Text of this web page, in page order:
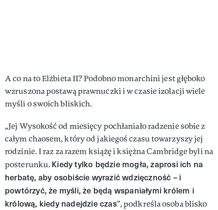
A co na to Elżbieta II? Podobno monarchini jest głęboko
wzruszona postawą prawnuczki i w czasie izolacji wiele
myśli o swoich bliskich.
„Jej Wysokość od miesięcy pochłaniało radzenie sobie z
całym chaosem, który od jakiegoś czasu towarzyszy jej
rodzinie. I raz za razem książę i księżna Cambridge byli na
posterunku. Kiedy tylko będzie mogła, zaprosi ich na
herbatę, aby osobiście wyrazić wdzięczność – i
powtórzyć, że myśli, że będą wspaniałymi królem i
królową, kiedy nadejdzie czas”, podkreśla osoba blisko